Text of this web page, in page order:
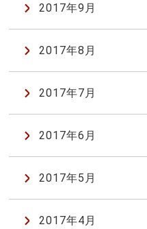
2017年9月
2017年8月
2017年7月
2017年6月
2017年5月
2017年4月